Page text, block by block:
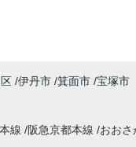
伊丹市 箕面市 宝塚市
線 阪急京都本線
おお